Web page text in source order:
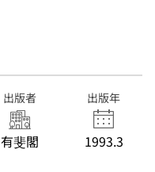
出版者
有斐閣
出版年
1993.3